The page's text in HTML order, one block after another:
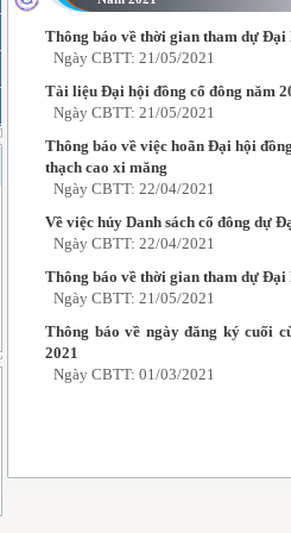
Thông báo về thời gian tham dự Đại
Ngày CBTT: 21/05/2021
Tài liệu Đại hội đồng cổ đông năm
Ngày CBTT: 21/05/2021
Thông báo về việc hoãn Đại hội
thạch cao xi măng
Ngày CBTT: 22/04/2021
Về việc hủy Danh sách cổ đông dự
Ngày CBTT: 22/04/2021
Thông báo về thời gian tham dự Đại
Ngày CBTT: 21/05/2021
Thông báo về ngày đăng ký cuối
2021
Ngày CBTT: 01/03/2021